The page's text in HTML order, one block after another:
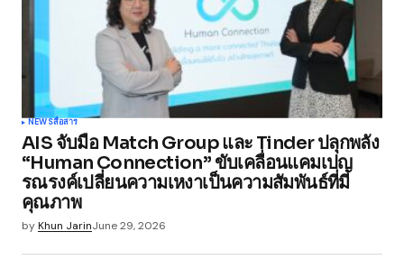
NEWSสื่อสาร
AIS จับมือ Match Group และ Tinder ปลุกพลัง
“Human Connection” ขับเคลื่อนแคมเปญ
รณรงค์เปลี่ยนความเหงาเป็นความสัมพันธ์ที่มี
คุณภาพ
byKhun JarinJune 29, 2026